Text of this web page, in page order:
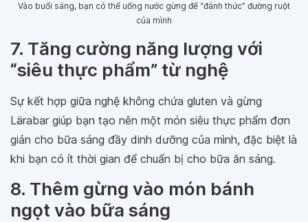
Vào buổi sáng, bạn có thể uống nước gừng để “đánh thức” đường ruột
của mình
7. Tăng cường năng lượng với
“siêu thực phẩm” từ nghệ
Sự kết hợp giữa nghệ không chứa gluten và gừng
Lärabar giúp bạn tạo nên một món siêu thực phẩm đơn
giản cho bữa sáng đầy dinh dưỡng của mình, đặc biệt là
khi bạn có ít thời gian để chuẩn bị cho bữa ăn sáng.
8. Thêm gừng vào món bánh
ngọt vào bữa sáng